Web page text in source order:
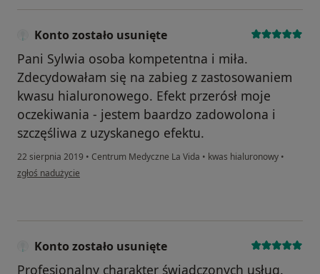
Konto zostało usunięte
Pani Sylwia osoba kompetentna i miła.
Zdecydowałam się na zabieg z zastosowaniem
kwasu hialuronowego. Efekt przerósł moje
oczekiwania - jestem baardzo zadowolona i
szczęśliwa z uzyskanego efektu.
22 sierpnia 2019 • Centrum Medyczne La Vida • kwas hialuronowy •
w opinii użytkownika Konto zostało usunięte
zgłoś nadużycie
Konto zostało usunięte
Profesjonalny charakter świadczonych usług.